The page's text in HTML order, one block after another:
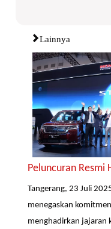
Lainnya
Peluncuran Resmi
Tangerang, 23 Juli
menegaskan
menghadirkan jajaran